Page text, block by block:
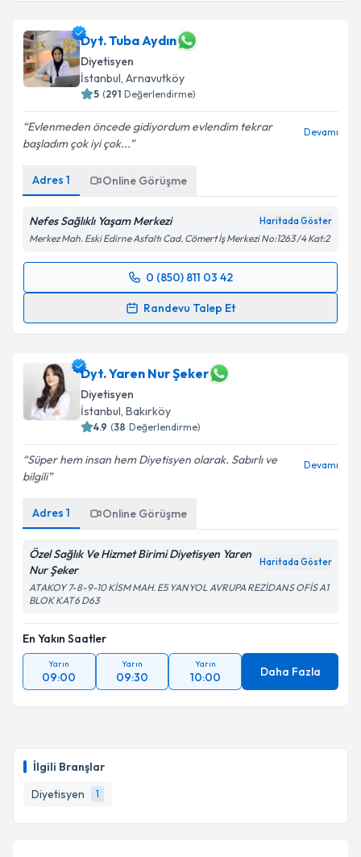
İlgili Branşlar
Diyetisyen
1
Dyt. Tuba Aydın
Diyetisyen
İstanbul, Arnavutköy
5 (291 Değerlendirme)
Evlenmeden öncede gidiyordum evlendim tekrar
başladım çok iyi çok...
Devamı
Adres 1 Online Görüşme
Nefes Sağlıklı Yaşam Merkezi Haritada Göster
Merkez Mah. Eski Edirne Asfaltı Cad. Cömert İş Merkezi No:1263 /4 Kat:2
0 (850) 811 03 42
Randevu Talep Et
Randevu Takvimi Talebi
hazırlandığında e-posta ile bilgilendireceğiz.
E-posta Adresiniz
kapsamda işlenmesini kabul ediyorum.
Takvim Talebini Gönder
Dyt. Yaren Nur Şeker
Diyetisyen
İstanbul, Bakırköy
4.9 (38 Değerlendirme)
Süper hem insan hem Diyetisyen olarak. Sabırlı ve
bilgili
Devamı
Adres 1 Online Görüşme
Özel Sağlık Ve Hizmet Birimi Diyetisyen Yaren
Nur Şeker
Haritada Göster
ATAKOY 7-8-9-10 KİSM MAH. E5 YANYOL AVRUPA REZİDANS OFİS A1
BLOK KAT6 D63
En Yakın Saatler
Yarın
09:00
Yarın
09:30
Yarın
10:00 Daha Fazla